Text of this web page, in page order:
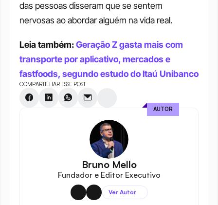
das pessoas disseram que se sentem
nervosas ao abordar alguém na vida real.
Leia também: Geração Z gasta mais com
transporte por aplicativo, mercados e
fastfoods, segundo estudo do Itaú Unibanco
COMPARTILHAR ESSE POST
Bruno Mello
Fundador e Editor Executivo
Ver Autor
AUTOR